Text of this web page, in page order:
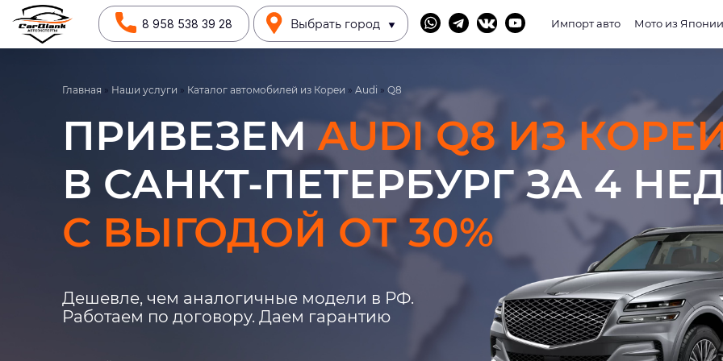
8 958 538 39 28 Выбрать город Импорт авто Мото из Японии
Главная » Наши услуги » Каталог автомобилей из Кореи » Audi » Q8
ПРИВЕЗЕМAUDI Q8 ИЗ
В САНКТ-ПЕТЕРБУРГ ЗА 4
С ВЫГОДОЙ ОТ 30%
Дешевле, чем аналогичные модели в РФ.
Работаем по договору. Даем гарантию